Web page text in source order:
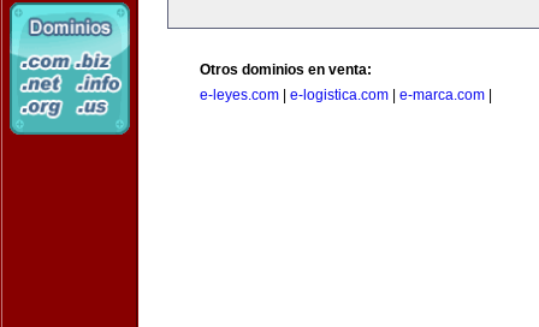
Otros dominios en venta:
e-leyes.com
e-logistica.com e-marca.com